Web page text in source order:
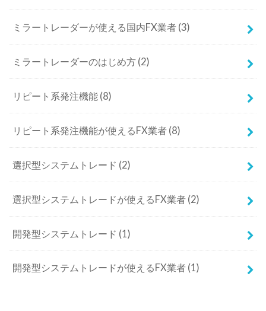
ミラートレーダーが使える国内FX業者 (3)
ミラートレーダーのはじめ方 (2)
リピート系発注機能 (8)
リピート系発注機能が使えるFX業者 (8)
選択型システムトレード (2)
選択型システムトレードが使えるFX業者 (2)
開発型システムトレード (1)
開発型システムトレードが使えるFX業者 (1)